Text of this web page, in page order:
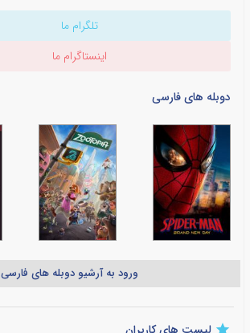
تلگرام ما
اینستاگرام ما
دوبله های فارسی
ورود به آرشیو دوبله های فارسی